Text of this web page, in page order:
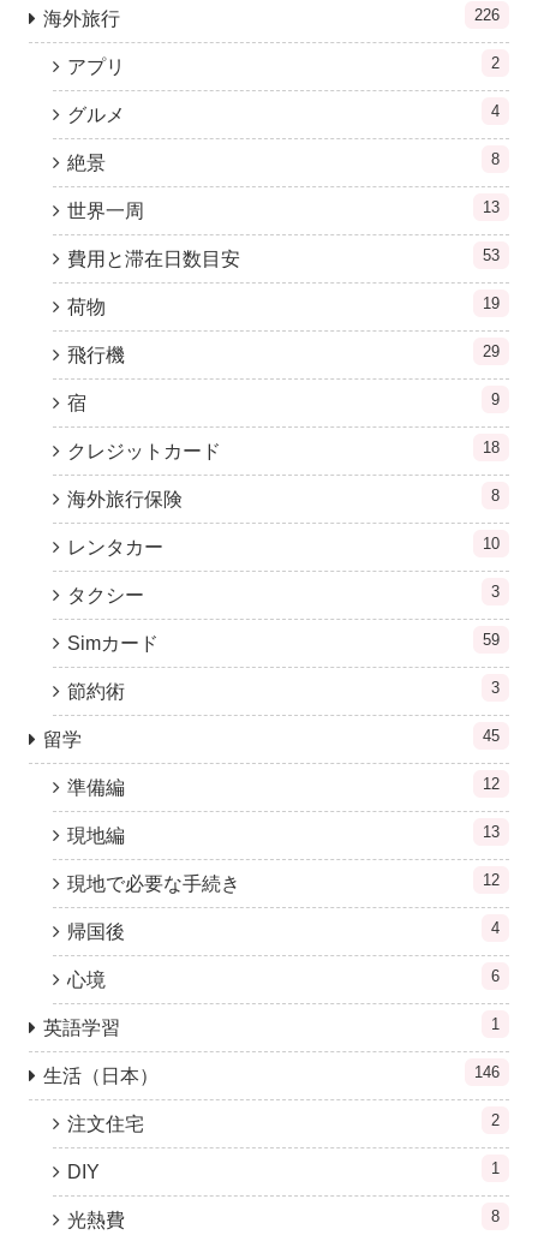
海外旅行 226
アプリ 2
グルメ 4
絶景 8
世界一周 13
費用と滞在日数目安 53
荷物 19
飛行機 29
宿 9
クレジットカード 18
海外旅行保険 8
レンタカー 10
タクシー 3
Simカード 59
節約術 3
留学 45
準備編 12
現地編 13
現地で必要な手続き 12
帰国後 4
心境 6
英語学習 1
生活（日本） 146
注文住宅 2
DIY 1
光熱費 8